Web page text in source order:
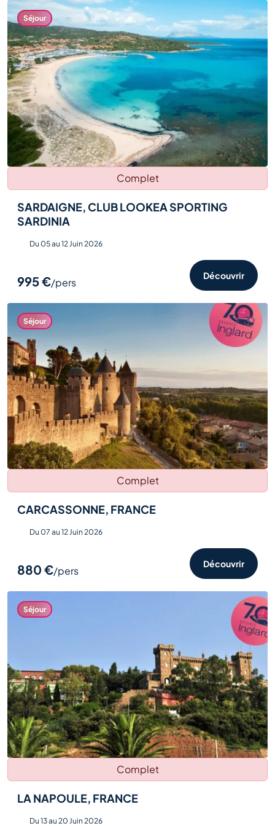
Salons et
événements
Voir tout
Séjour
Complet
SARDAIGNE, CLUB LOOKEA SPORTING
SARDINIA
Du 05 au 12 Juin 2026
995 €/pers
Découvrir
Séjour
Complet
CARCASSONNE, FRANCE
Du 07 au 12 Juin 2026
880 €/pers
Découvrir
Séjour
Complet
LA NAPOULE, FRANCE
Du 13 au 20 Juin 2026